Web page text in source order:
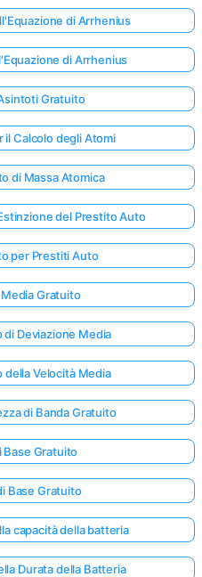
di Arrhenius
di Arrhenius
Gratuito
Calcolo degli Atomi
di Massa Atomica
del Prestito Auto
per Prestiti Auto
Gratuito
Deviazione Media
Velocità Media
di Banda Gratuito
Base Gratuito
Base Gratuito
capacità della batteria
Durata della Batteria